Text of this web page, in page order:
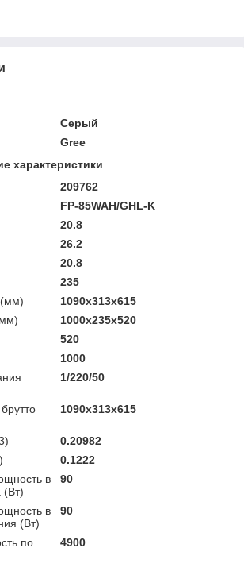
Серый
Gree
характеристики
209762
FP-85WAH/GHL-K
20.8
26.2
20.8
235
(мм)
1090x313x615
1000x235x520
520
1000
1/220/50
1090x313x615
0.20982
0.1222
в
(Вт)
90
в
(Вт)
90
по
4900